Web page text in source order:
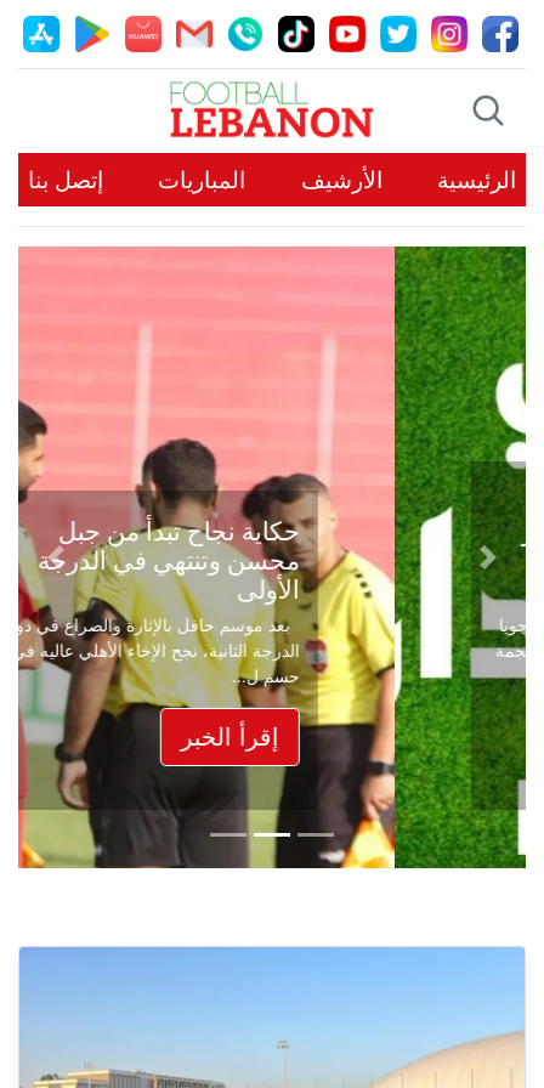
الرئيسية الأرشيف المباريات إتصل بنا
حكاية نجاح تبدأ من جبل
محسن وتنتهي في الدرجة
الأولى
بعد موسم حافل بالإثارة والصراع في دوري
الدرجة الثانية، نجح الإخاء الأهلي عاليه في
حسم ل...
إقرأ الخبر
Previous
Next